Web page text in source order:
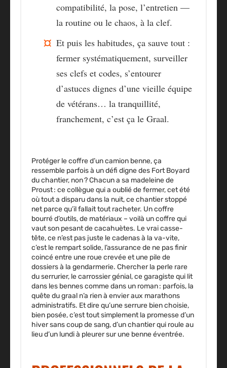
compatibilité, la pose, l’entretien —
la routine ou le chaos, à la clef.
Et puis les habitudes, ça sauve tout :
fermer systématiquement, surveiller
ses clefs et codes, s’entourer
d’astuces dignes d’une vieille équipe
de vétérans… la tranquillité,
franchement, c’est ça le Graal.
Protéger le coffre d’un camion benne, ça
ressemble parfois à un défi digne des Fort Boyard
du chantier, non ? Chacun a sa madeleine de
Proust : ce collègue qui a oublié de fermer, cet été
où tout a disparu dans la nuit, ce chantier stoppé
net parce qu’il fallait tout racheter. Un coffre
bourré d’outils, de matériaux – voilà un coffre qui
vaut son pesant de cacahuètes. Le vrai casse-
tête, ce n’est pas juste le cadenas à la va-vite,
c’est le rempart solide, l’assurance de ne pas finir
coincé entre une roue crevée et une pile de
dossiers à la gendarmerie. Chercher la perle rare
du serrurier, le carrossier génial, ce garagiste qui lit
dans les bennes comme dans un roman : parfois, la
quête du graal n’a rien à envier aux marathons
administratifs. Et dire qu’une serrure bien choisie,
bien posée, c’est tout simplement la promesse d’un
hiver sans coup de sang, d’un chantier qui roule au
lieu d’un lundi à pleurer sur une benne éventrée.